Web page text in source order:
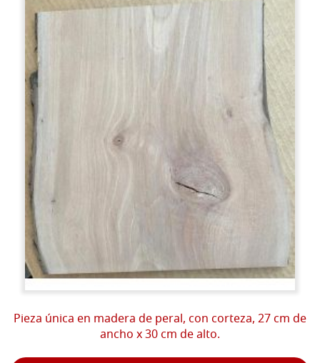
Pieza única en madera de peral, con corteza, 27 cm de
ancho x 30 cm de alto.